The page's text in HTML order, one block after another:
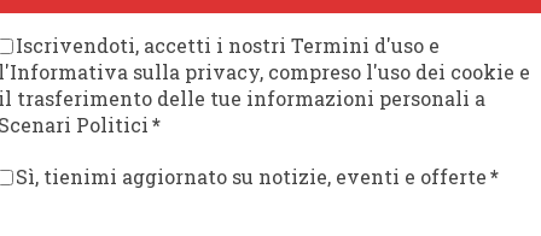
Iscrivendoti, accetti i nostri Termini d'uso e
sulla privacy, compreso l'uso dei cookie e
trasferimento delle tue informazioni personali a
Politici*
Sì, tienimi aggiornato su notizie, eventi e offerte*